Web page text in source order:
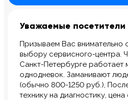
Уважаемые посетители
Призываем Вас внимательно
выбору сервисного-центра.
Санкт-Петербурге работает
однодневок. Заманивают
(обычно 800-1250 руб.),
технику на диагностику,